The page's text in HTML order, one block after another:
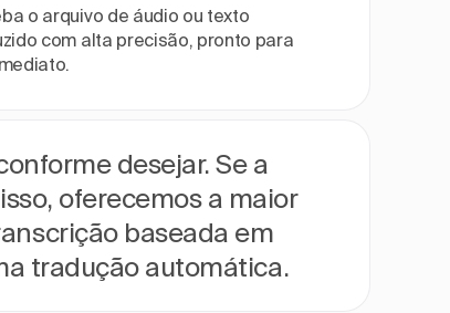
o arquivo de áudio ou texto
com alta precisão, pronto para
desejar. Se a
oferecemos a maior
baseada em
tradução automática.